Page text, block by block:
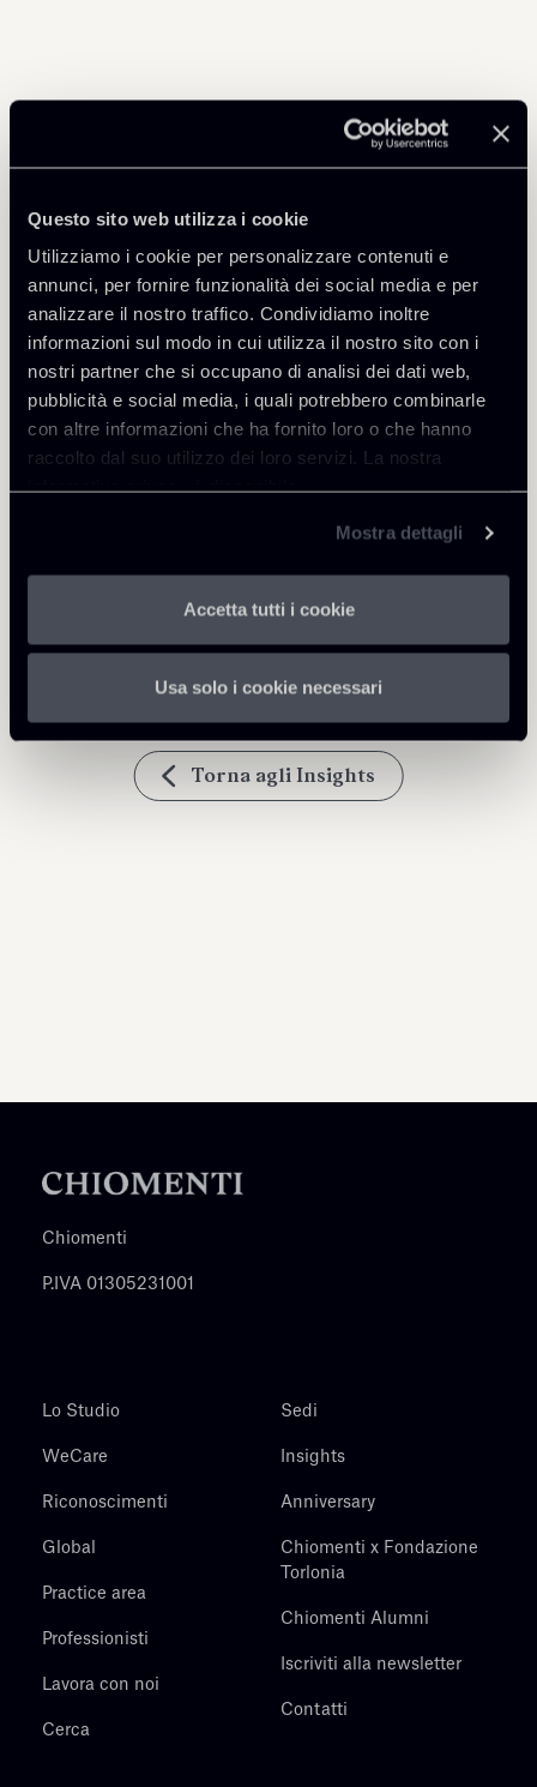
Questo sito web utilizza i cookie
Utilizziamo i cookie per personalizzare contenuti e
annunci, per fornire funzionalità dei social media e per
analizzare il nostro traffico. Condividiamo inoltre
informazioni sul modo in cui utilizza il nostro sito con i
nostri partner che si occupano di analisi dei dati web,
pubblicità e social media, i quali potrebbero combinarle
con altre informazioni che ha fornito loro o che hanno
raccolto dal suo utilizzo dei loro servizi. La nostra
informativa privacy è disponibilequi.
Mostra dettagli
Accetta tutti i cookie
Usa solo i cookie necessari
Approfondisci
Public Law, Regulatory & Authorities
Scarica Allegati
UE-in-materia-di-marchi---
Sky-contro-SkyKick-3220.pdf
258 Kb
Torna agli Insights
Chiomenti
P.IVA 01305231001
Lo Studio
WeCare
Riconoscimenti
Global
Practice area
Professionisti
Lavora con noi
Cerca
Sedi
Insights
Anniversary
Chiomenti x Fondazione
Torlonia
Chiomenti Alumni
Iscriviti alla newsletter
Contatti